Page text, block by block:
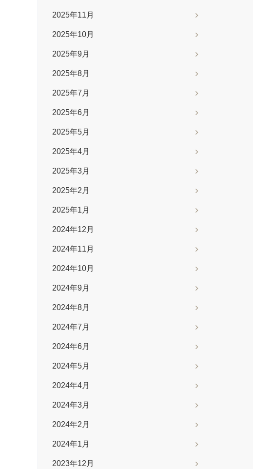
2025年11月
2025年10月
2025年9月
2025年8月
2025年7月
2025年6月
2025年5月
2025年4月
2025年3月
2025年2月
2025年1月
2024年12月
2024年11月
2024年10月
2024年9月
2024年8月
2024年7月
2024年6月
2024年5月
2024年4月
2024年3月
2024年2月
2024年1月
2023年12月